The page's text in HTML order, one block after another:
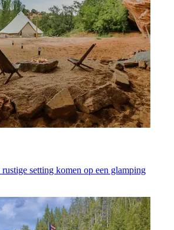
setting komen op een glamping